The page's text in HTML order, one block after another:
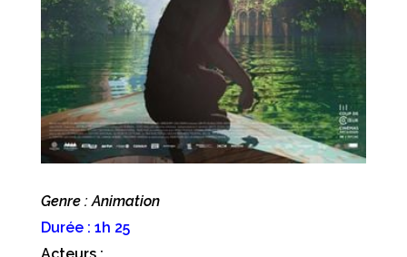
Genre : Animation
Durée : 1h 25
Acteurs :